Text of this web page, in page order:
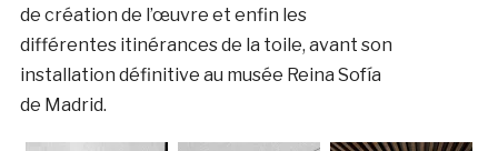
de création de l’œuvre et enfin les
différentes itinérances de la toile, avant son
installation définitive au musée Reina Sofía
de Madrid.